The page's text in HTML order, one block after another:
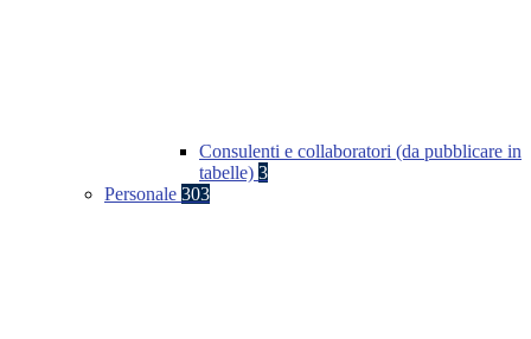
Consulenti e collaboratori (da pubblicare in
tabelle) 3
Personale 303